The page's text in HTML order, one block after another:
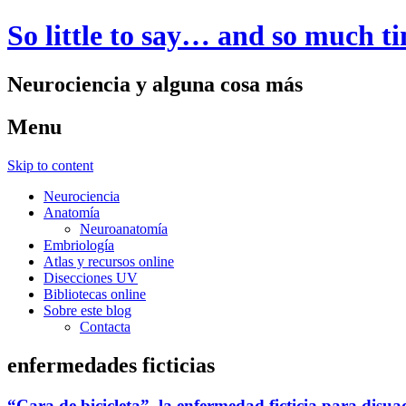
So little to say… and so much
Neurociencia y alguna cosa más
Menu
Skip to content
Neurociencia
Anatomía
Neuroanatomía
Embriología
Atlas y recursos online
Disecciones UV
Bibliotecas online
Sobre este blog
Contacta
enfermedades ficticias